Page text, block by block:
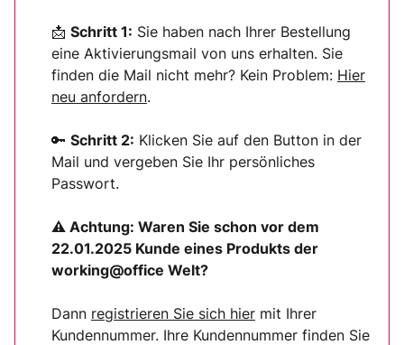
📩 Schritt 1: Sie haben nach Ihrer Bestellung
eine Aktivierungsmail von uns erhalten. Sie
finden die Mail nicht mehr? Kein Problem: Hier
neu anfordern.
🔑 Schritt 2: Klicken Sie auf den Button in der
Mail und vergeben Sie Ihr persönliches
Passwort.
⚠ Achtung: Waren Sie schon vor dem
22.01.2025 Kunde eines Produkts der
working@office Welt?
Dann registrieren Sie sich hier mit Ihrer
Kundennummer. Ihre Kundennummer finden Sie